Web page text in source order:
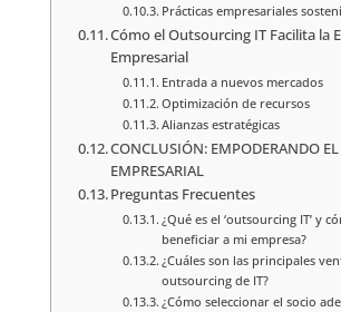
Prácticas empresariales
Cómo el Outsourcing IT Facilita la
Empresarial
Entrada a nuevos mercados
Optimización de recursos
Alianzas estratégicas
CONCLUSIÓN: EMPODERANDO
EMPRESARIAL
Preguntas Frecuentes
¿Qué es el ‘outsourcing IT’ y
beneficiar a mi empresa?
¿Cuáles son las principales
outsourcing de IT?
¿Cómo seleccionar el socio